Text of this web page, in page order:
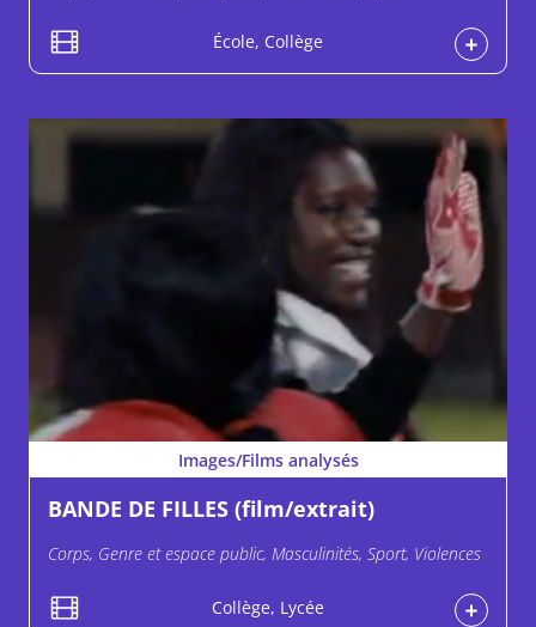
École, Collège
Images/Films analysés
BANDE DE FILLES (film/extrait)
Corps, Genre et espace public, Masculinités, Sport, Violences
Collège, Lycée